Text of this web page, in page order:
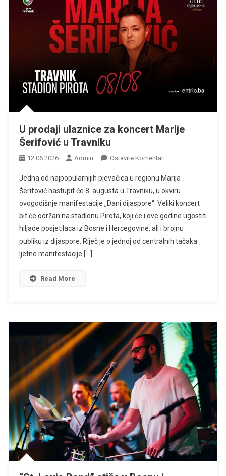
U prodaji ulaznice za koncert Marije
Šerifović u Travniku
12.06.2026 Admin Ostavite KomentarNa
Prodaji
Ulaznice
Za
Koncert
Marije
Šerifović
Jedna od najpopularnijih pjevačica u regionu Marija
Šerifović nastupit će 8. augusta u Travniku, u okviru
ovogodišnje manifestacije „Dani dijaspore“. Veliki koncert
bit će održan na stadionu Pirota, koji će i ove godine ugostiti
hiljade posjetilaca iz Bosne i Hercegovine, ali i brojnu
publiku iz dijaspore. Riječ je o jednoj od centralnih tačaka
ljetne manifestacije […]
Read More